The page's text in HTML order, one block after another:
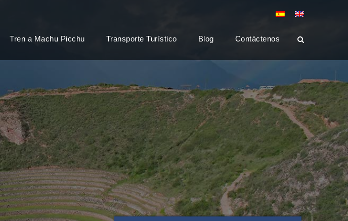
Tren a Machu Picchu Transporte Turístico Blog Contáctenos